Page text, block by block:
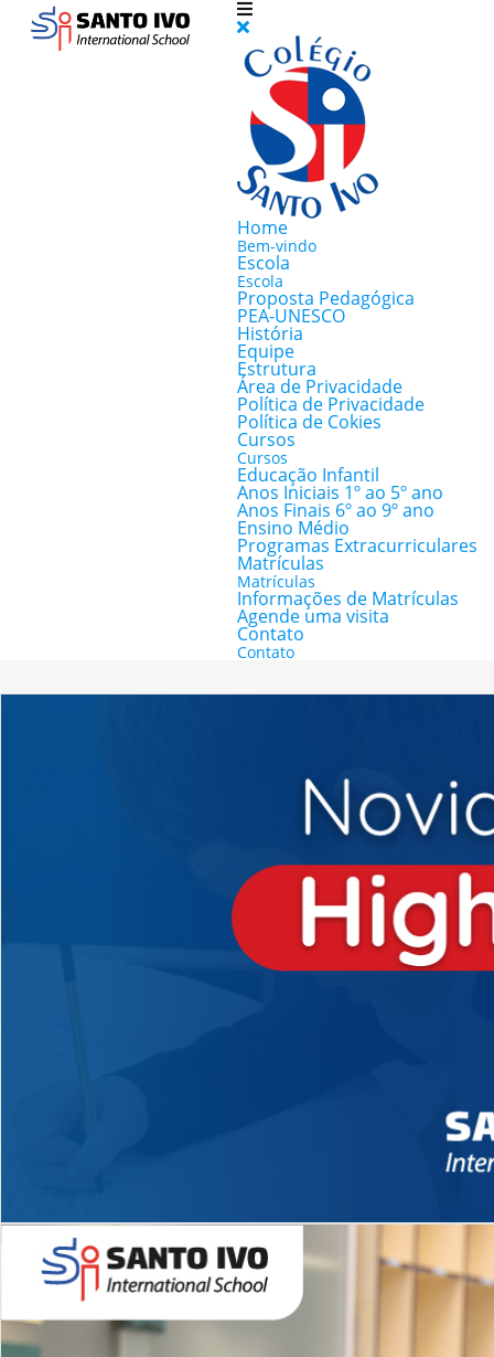
Home
Bem-vindo
Escola
Escola
Proposta Pedagógica
PEA-UNESCO
História
Equipe
Estrutura
Área de Privacidade
Política de Privacidade
Política de Cokies
Cursos
Cursos
Educação Infantil
Anos Iniciais 1º ao 5º ano
Anos Finais 6º ao 9º ano
Ensino Médio
Programas Extracurriculares
Matrículas
Matrículas
Informações de Matrículas
Agende uma visita
Contato
Contato
Novidades 2026 High School